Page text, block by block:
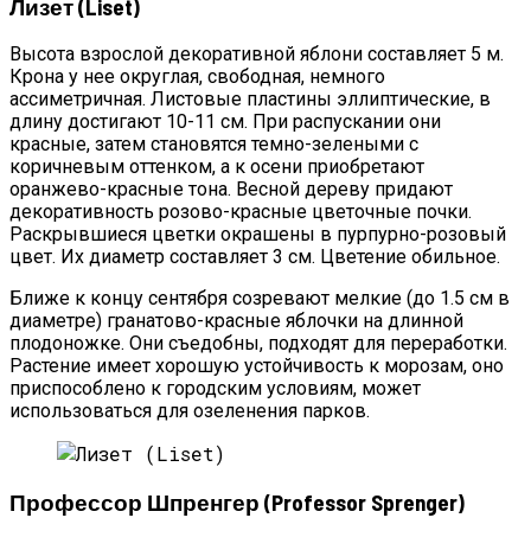
Лизет (Liset)
Высота взрослой декоративной яблони составляет 5 м.
Крона у нее округлая, свободная, немного
ассиметричная. Листовые пластины эллиптические, в
длину достигают 10-11 см. При распускании они
красные, затем становятся темно-зелеными с
коричневым оттенком, а к осени приобретают
оранжево-красные тона. Весной дереву придают
декоративность розово-красные цветочные почки.
Раскрывшиеся цветки окрашены в пурпурно-розовый
цвет. Их диаметр составляет 3 см. Цветение обильное.
Ближе к концу сентября созревают мелкие (до 1.5 см в
диаметре) гранатово-красные яблочки на длинной
плодоножке. Они съедобны, подходят для переработки.
Растение имеет хорошую устойчивость к морозам, оно
приспособлено к городским условиям, может
использоваться для озеленения парков.
Профессор Шпренгер (Professor Sprenger)